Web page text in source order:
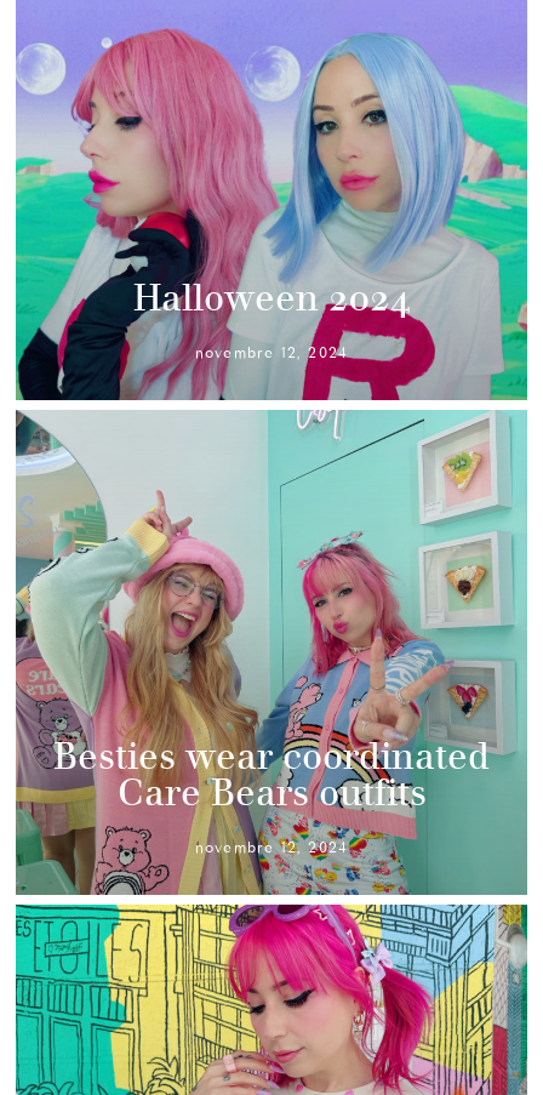
Halloween 2024
novembre 12, 2024
Besties wear coordinated
Care Bears outfits
novembre 12, 2024